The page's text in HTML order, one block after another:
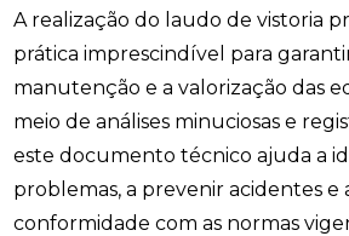
A realização do laudo de vistoria
prática imprescindível para
manutenção e a valorização das
meio de análises minuciosas e
este documento técnico ajuda a
problemas, a prevenir acidentes e
conformidade com as normas